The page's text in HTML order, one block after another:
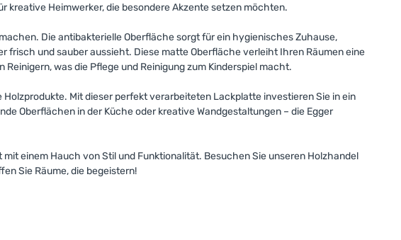
kreative Heimwerker, die besondere Akzente setzen möchten.
Die antibakterielle Oberfläche sorgt für ein hygienisches Zuhause,
und sauber aussieht. Diese matte Oberfläche verleiht Ihren Räumen eine
was die Pflege und Reinigung zum Kinderspiel macht.
Mit dieser perfekt verarbeiteten Lackplatte investieren Sie in ein
Oberflächen in der Küche oder kreative Wandgestaltungen – die Egger
einem Hauch von Stil und Funktionalität. Besuchen Sie unseren Holzhandel
Sie Räume, die begeistern!